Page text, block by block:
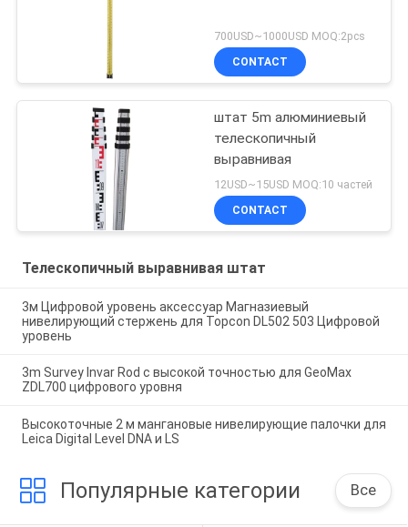
700USD~1000USD MOQ:2pcs
CONTACT
штат 5m алюминиевый
телескопичный
выравнивая
12USD~15USD MOQ:10 частей
CONTACT
Телескопичный выравнивая штат
3м Цифровой уровень аксессуар Магназиевый
нивелирующий стержень для Topcon DL502 503 Цифровой
уровень
3m Survey Invar Rod с высокой точностью для GeoMax
ZDL700 цифрового уровня
Высокоточные 2 м мангановые нивелирующие палочки для
Leica Digital Level DNA и LS
Популярные категории Все